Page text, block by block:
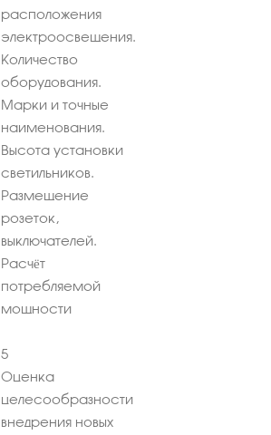
расположения
электроосвещения.
Количество
оборудования.
Марки и точные
наименования.
Высота установки
светильников.
Размещение
розеток,
выключателей.
Расчёт
потребляемой
мощности
5
Оценка
целесообразности
внедрения новых